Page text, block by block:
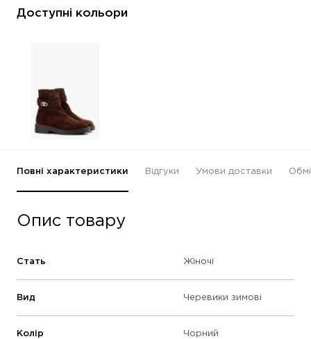
Доступні кольори
Повні характеристики Відгуки Умови доставки
Опис товару
Стать Жіночі
Вид Черевики зимові
Колір Чорний